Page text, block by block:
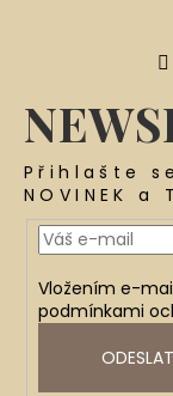
Přihlašte
NOVINEK a
Vložením e-
podmínkami
ODESLAT